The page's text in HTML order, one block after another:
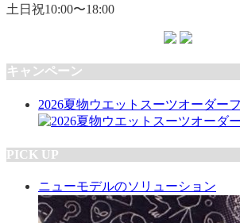
土日祝10:00〜18:00
キャンペーン
2026夏物ウエットスーツオーダー
PICK UP
ニューモデルのソリューション